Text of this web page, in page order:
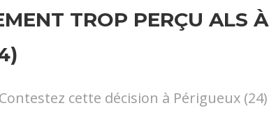
TROP PERÇU ALS À
cette décision à Périgueux (24)